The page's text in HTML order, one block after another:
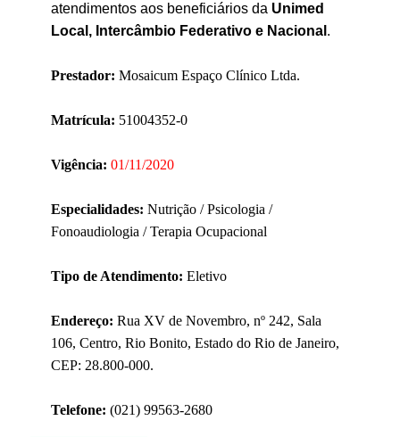
atendimentos aos beneficiários da Unimed
Local, Intercâmbio Federativo e Nacional .
Prestador: Mosaicum Espaço Clínico Ltda.
Matrícula: 51004352-0
Vigência: 01/11/2020
Especialidades: Nutrição / Psicologia /
Fonoaudiologia / Terapia Ocupacional
Tipo de Atendimento: Eletivo
Endereço: Rua XV de Novembro, nº 242, Sala
106, Centro, Rio Bonito, Estado do Rio de Janeiro,
CEP: 28.800-000.
Telefone: (021) 99563-2680